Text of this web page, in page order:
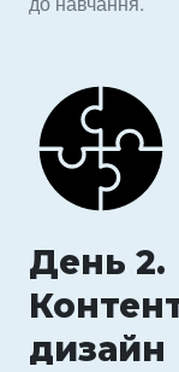
День 2.
дизайн